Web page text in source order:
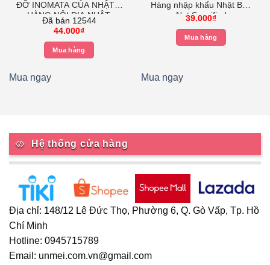
ĐỠ INOMATA CỦA NHẬT –
HÀNG NỘI ĐỊA NHẬT,
muỗng xới cơm có kèm giá
đỡ giúp treo lên gọn gàng,
muỗng xới cơm được sản
xuất tại Nhật Trong suốt
Đã bán 12544
44.000₫
Mua hàng
Mua ngay
Hàng nhập khẩu Nhật Bản
Not Specified
39.000₫
Mua hàng
Mua ngay
Hệ thống cửa hàng
Địa chỉ: 148/12 Lê Đức Thọ, Phường 6, Q. Gò Vấp, Tp. Hồ
Chí Minh
Hotline: 0945715789
Email: unmei.com.vn@gmail.com